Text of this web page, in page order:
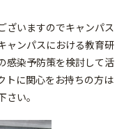
ざいますのでキャンパス
ャンパスにおける教育研
感染予防策を検討して活
トに関心をお持ちの方は
い。